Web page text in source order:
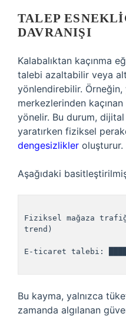
TALEP
DAVRANIŞI
Kalabalıktan kaçınma
talebi azaltabilir veya
yönlendirebilir. Örneğin,
merkezlerinden
yönelir. Bu durum,
yaratırken fiziksel
dengesizlikler oluşturur.
Aşağıdaki
Fiziksel mağaza
trend)
E-ticaret talebi:
Bu kayma, yalnızca
zamanda algılanan